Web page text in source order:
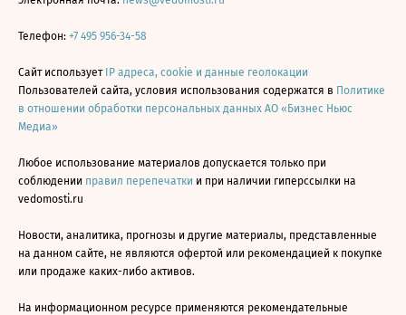
Телефон: +7 495 956-34-58
Сайт использует IP адреса, cookie и данные геолокации
Пользователей сайта, условия использования содержатся в Политике
в отношении обработки персональных данных АО «Бизнес Ньюс
Медиа»
Любое использование материалов допускается только при
соблюдении правил перепечатки и при наличии гиперссылки на
vedomosti.ru
Новости, аналитика, прогнозы и другие материалы, представленные
на данном сайте, не являются офертой или рекомендацией к покупке
или продаже каких-либо активов.
На информационном ресурсе применяются рекомендательные